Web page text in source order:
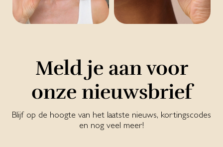
Meld je aan voor
onze nieuwsbrief
Blijf op de hoogte van het laatste nieuws, kortingscodes
en nog veel meer!